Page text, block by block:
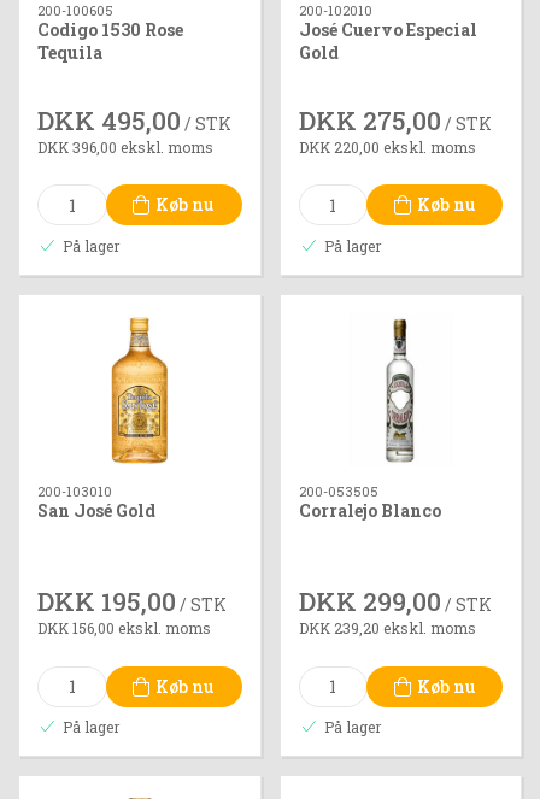
200-100605
Codigo 1530 Rose
Tequila
DKK 495,00 / STK
DKK 396,00 ekskl. moms
Køb nu
På lager
200-102010
José Cuervo Especial
Gold
DKK 275,00 / STK
DKK 220,00 ekskl. moms
Køb nu
På lager
200-103010
San José Gold
DKK 195,00 / STK
DKK 156,00 ekskl. moms
Køb nu
På lager
200-053505
Corralejo Blanco
DKK 299,00 / STK
DKK 239,20 ekskl. moms
Køb nu
På lager